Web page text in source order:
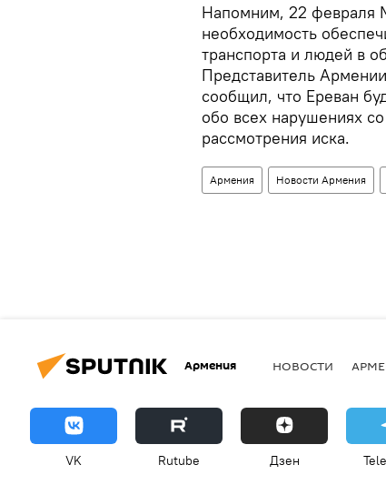
Напомним, 22 февраля
необходимость
транспорта и людей в
Представитель
сообщил, что Ереван
обо всех нарушениях
рассмотрения иска.
Армения Новости Армения
Армения НОВОСТИ
VK Rutube Дзен